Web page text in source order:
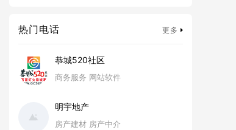
热门电话 更多
恭城520社区
商务服务 网站软件
明宇地产
房产建材 房产中介